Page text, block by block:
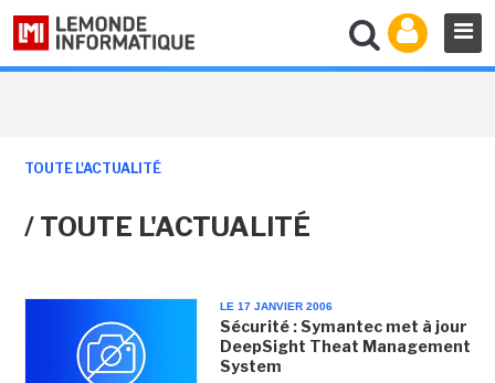
TOUTE L'ACTUALITÉ
/ TOUTE L'ACTUALITÉ
LE 17 JANVIER 2006
Sécurité : Symantec met à jour
DeepSight Theat Management
System